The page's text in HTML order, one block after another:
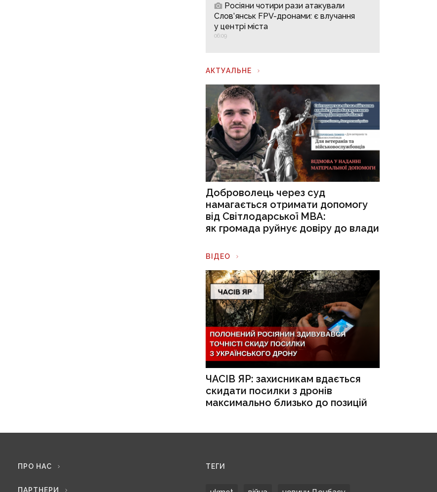
Росіяни чотири рази атакували
Слов’янськ FPV-дронами: є влучання
у центрі міста
06:09
АКТУАЛЬНЕ
Доброволець через суд
намагається отримати допомогу
від Світлодарської МВА:
як громада руйнує довіру до влади
ВІДЕО
ЧАСІВ ЯР: захисникам вдається
скидати посилки з дронів
максимально близько до позицій
ПРО НАС
ПАРТНЕРИ
ТЕГИ